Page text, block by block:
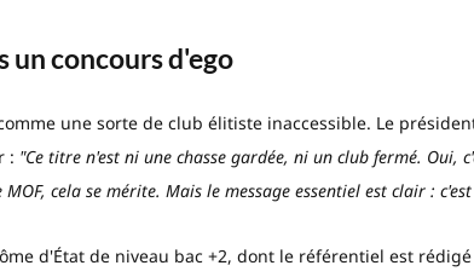
un concours d'ego
une sorte de club élitiste inaccessible. Le
: "Ce titre n'est ni une chasse gardée, ni un club fermé. Oui,
cela se mérite. Mais le message essentiel est clair :
d'État de niveau bac +2, dont le référentiel est